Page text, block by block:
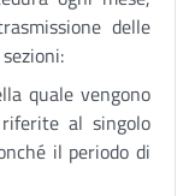
delle
quale vengono
al singolo
il periodo di